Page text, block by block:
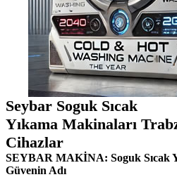
Seybar Soguk Sıcak
Yıkama Makinaları
Cihazlar
SEYBAR MAKİNA: Soguk Sıcak
Güvenin Adı